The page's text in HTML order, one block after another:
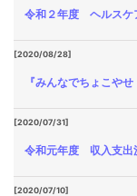
令和２年度 ヘルスケ
[2020/08/28]
『みんなでちょこや
[2020/07/31]
令和元年度 収入支出
[2020/07/10]